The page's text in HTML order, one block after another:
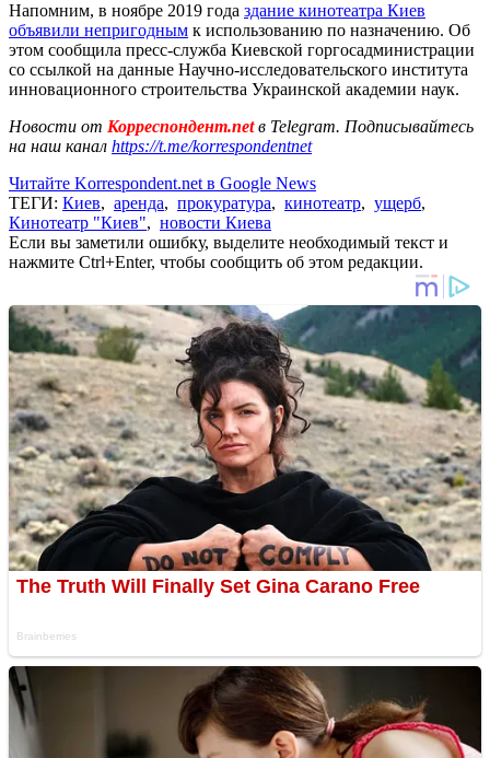
Напомним, в ноябре 2019 года здание кинотеатра Киев
объявили непригодным к использованию по назначению. Об
этом сообщила пресс-служба Киевской горгосадминистрации
со ссылкой на данные Научно-исследовательского института
инновационного строительства Украинской академии наук.
Новости от Корреспондент.netв Telegram. Подписывайтесь
на наш канал https://t.me/korrespondentnet
Читайте Korrespondent.net в Google News
ТЕГИ: Киев, аренда, прокуратура, кинотеатр, ущерб,
Кинотеатр "Киев", новости Киева
Если вы заметили ошибку, выделите необходимый текст и
нажмите Ctrl+Enter, чтобы сообщить об этом редакции.